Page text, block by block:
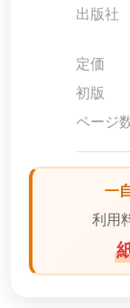
出版社
定価
初版
ページ
利用